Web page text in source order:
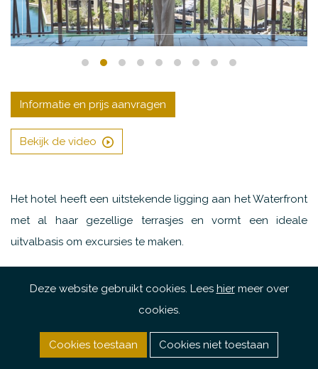
Informatie en prijs aanvragen
Bekijk de video
Het hotel heeft een uitstekende ligging aan het Waterfront
met al haar gezellige terrasjes en vormt een ideale
uitvalbasis om excursies te maken.
Reubens twee pareltjes in huis welke onder leiding staan
van een Michelin ster kok en beiden hebben prachtig
uitzicht op de tafelberg. Voorts heeft het hotel een zeer
uitgebreide wijn cellar met maar liefst 5.000 flessen.
Deze website gebruikt cookies. Lees hiermeer over
cookies.
Cookies toestaan Cookies niet toestaan